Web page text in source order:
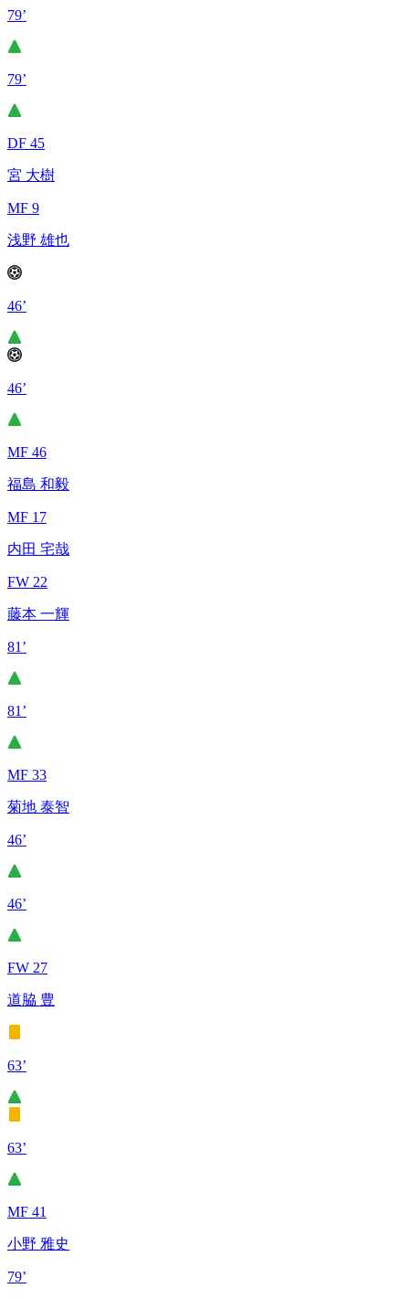
79’
79’
DF 45
宮 大樹
MF 9
浅野 雄也
46’
46’
MF 46
福島 和毅
MF 17
内田 宅哉
FW 22
藤本 一輝
81’
81’
MF 33
菊地 泰智
46’
46’
FW 27
道脇 豊
63’
63’
MF 41
小野 雅史
79’